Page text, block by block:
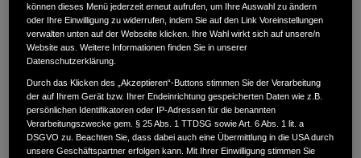
Am Weisenfeld 1,59939,Olsberg
ANFAHRTSBESCHREIBUNG ANFORDERN
WEBSITE
können dieses Menü jederzeit erneut aufrufen, um Ihre Auswahl zu ändern
oder Ihre Einwilligung zu widerrufen, indem Sie auf den Link Voreinstellungen
verwalten unten auf der Webseite klicken. Ihre Wahl wirkt sich auf unsere/n
Website aus. Weitere Informationen finden Sie in unserer
Datenschutzerklärung.
Durch das Klicken des „Akzeptieren“-Buttons stimmen Sie der Verarbeitung
der auf Ihrem Gerät bzw. Ihrer Endeinrichtung gespeicherten Daten wie z.B.
persönlichen Identifikatoren oder IP-Adressen für die benannten
Verarbeitungszwecke gem. § 25 Abs. 1 TTDSG sowie Art. 6 Abs. 1 lit. a
DSGVO zu. Beachten Sie, dass dabei auch eine Übermittlung in die USA durch
unsere Geschäftspartner erfolgen kann. Mit Ihrer Einwilligung stimmen Sie